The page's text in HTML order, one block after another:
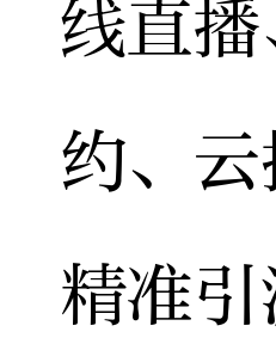
线直
约、
精准